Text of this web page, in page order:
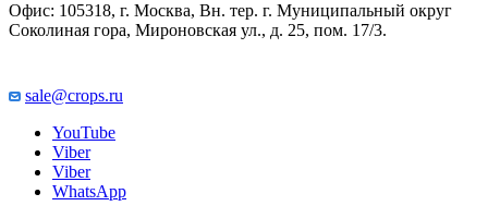
Офис: 105318, г. Москва, Вн. тер. г. Муниципальный округ
Соколиная гора, Мироновская ул., д. 25, пом. 17/3.
sale@crops.ru
YouTube
Viber
Viber
WhatsApp